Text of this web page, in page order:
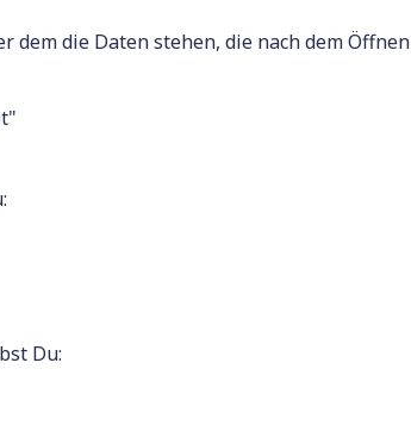
dem die Daten stehen, die nach dem Öffnen
Du: